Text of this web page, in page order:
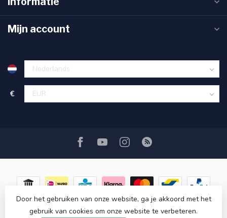
Mijn account
€
Door het gebruiken van onze website, ga je akkoord met het
gebruik van cookies om onze website te verbeteren.